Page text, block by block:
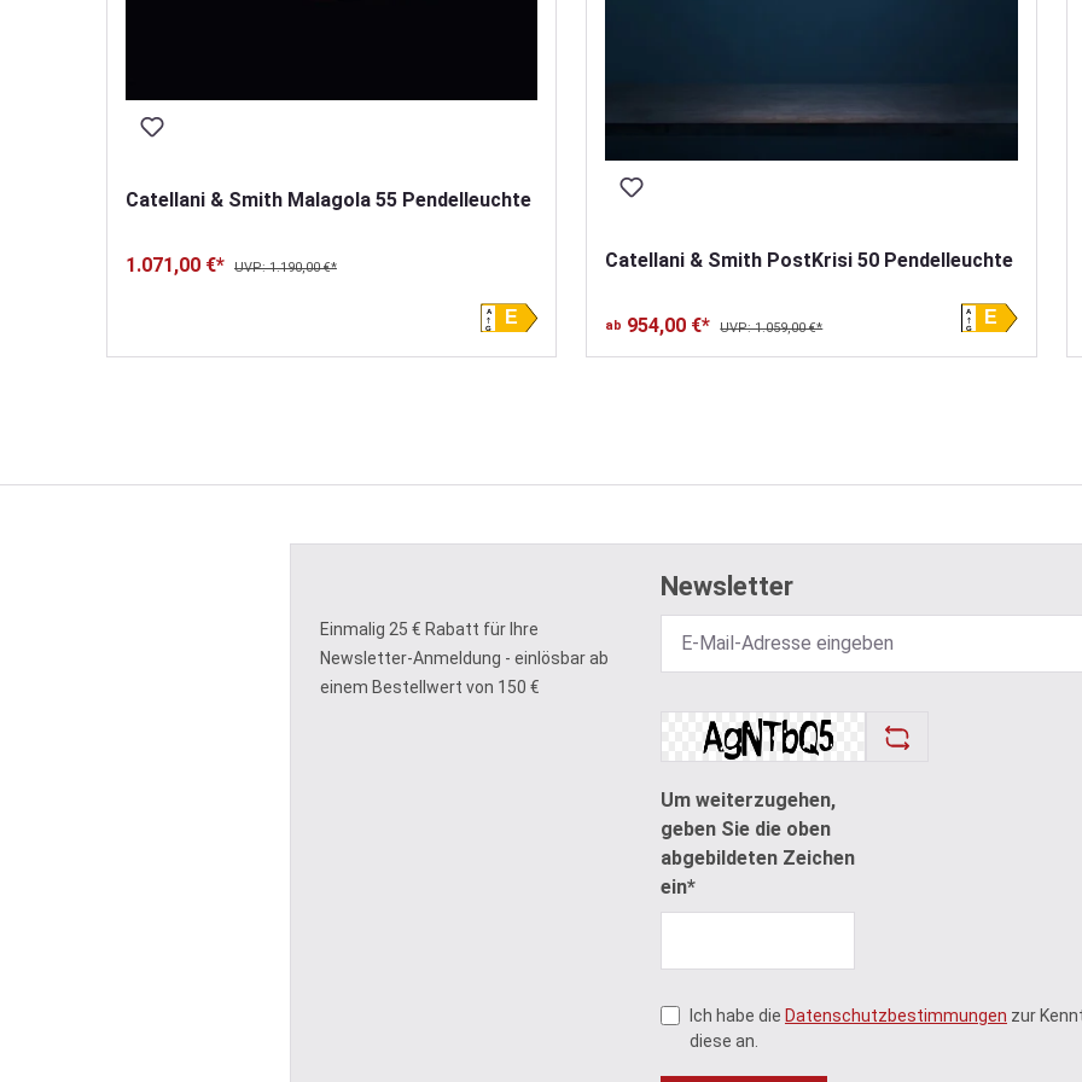
Catellani & Smith Malagola 55 Pendelleuchte
1.071,00 €* UVP: 1.190,00 €*
E
A
G
Catellani & Smith PostKrisi 50 Pendelleuchte
ab 954,00 €* UVP: 1.059,00 €*
E
A
G
Newsletter
Einmalig 25 € Rabatt für Ihre
Newsletter-Anmeldung - einlösbar ab
einem Bestellwert von 150 €
Um weiterzugehen,
geben Sie die oben
abgebildeten Zeichen
ein*
Ich habe die Datenschutzbestimmungen zur
diese an.